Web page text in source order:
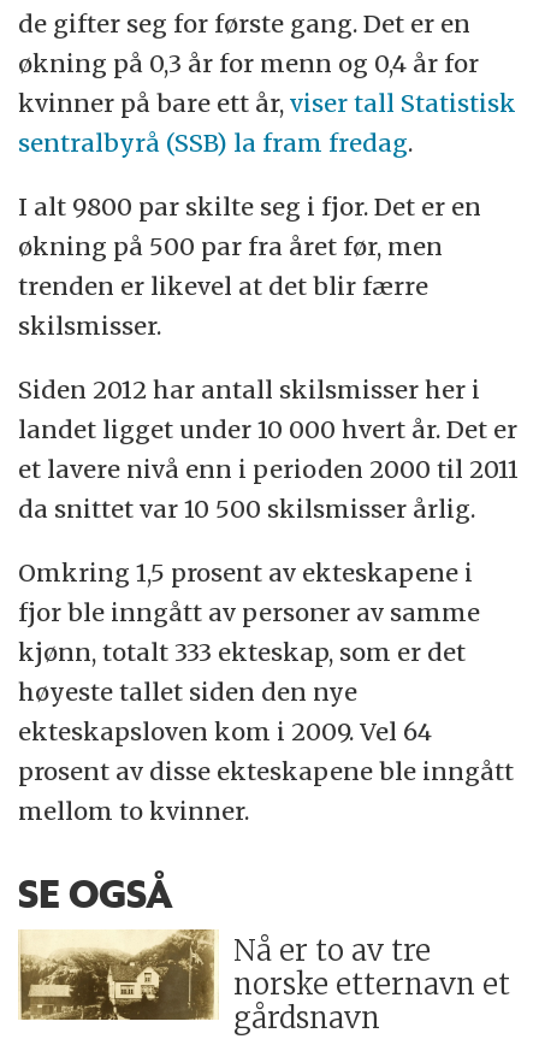
de gifter seg for første gang. Det er en
økning på 0,3 år for menn og 0,4 år for
kvinner på bare ett år,viser tall Statistisk
sentralbyrå (SSB) la fram fredag.
I alt 9800 par skilte seg i fjor. Det er en
økning på 500 par fra året før, men
trenden er likevel at det blir færre
skilsmisser.
Siden 2012 har antall skilsmisser her i
landet ligget under 10 000 hvert år. Det er
et lavere nivå enn i perioden 2000 til 2011
da snittet var 10 500 skilsmisser årlig.
Omkring 1,5 prosent av ekteskapene i
fjor ble inngått av personer av samme
kjønn, totalt 333 ekteskap, som er det
høyeste tallet siden den nye
ekteskapsloven kom i 2009. Vel 64
prosent av disse ekteskapene ble inngått
mellom to kvinner.
SE OGSÅ
Nå er to av tre
norske etternavn et
gårdsnavn